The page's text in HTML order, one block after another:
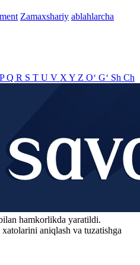
Zamaxshariy ablahlarcha
PQ R S T U V X Y Z O‘ G‘ Sh Ch
hamkorlikda yaratildi.
aniqlash va tuzatishga